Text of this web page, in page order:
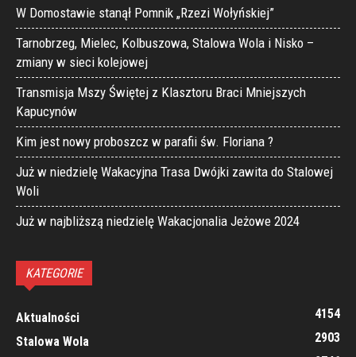
W Domostawie stanął Pomnik „Rzezi Wołyńskiej”
Tarnobrzeg, Mielec, Kolbuszowa, Stalowa Wola i Nisko –
zmiany w sieci kolejowej
Transmisja Mszy Świętej z Klasztoru Braci Mniejszych
Kapucynów
Kim jest nowy proboszcz w parafii św. Floriana ?
Już w niedzielę Wakacyjna Trasa Dwójki zawita do Stalowej
Woli
Już w najbliższą niedzielę Wakacjonalia Jeżowe 2024
KATEGORIE
Aktualności
4154
Stalowa Wola
2903